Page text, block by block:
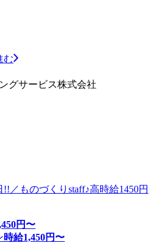
む
グサービス株式会社
／ものづくりstaff♪高時給1450円
円〜
時給1,450円〜